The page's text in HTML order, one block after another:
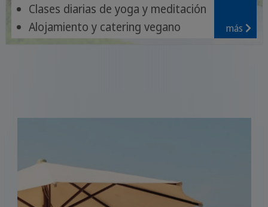
Clases diarias de yoga y meditación
Alojamiento y catering vegano
Paquete de bienestar con 5
más